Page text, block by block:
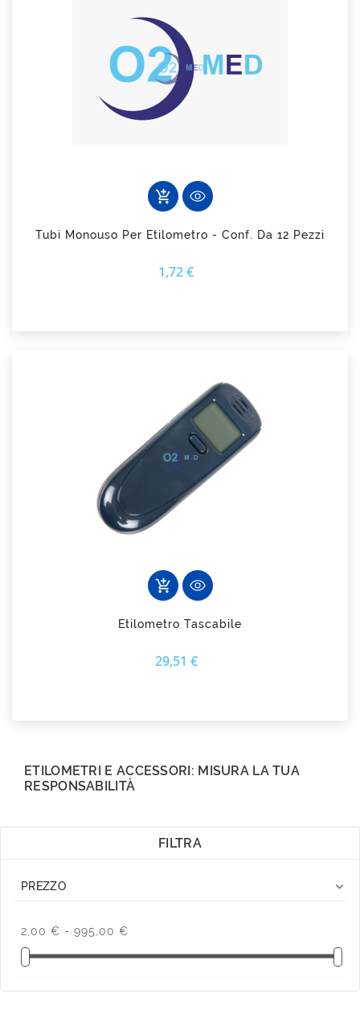
add_shopping_cart
Tubi Monouso Per Etilometro - Conf. Da 12 Pezzi
1,72 €
add_shopping_cart
Etilometro Tascabile
29,51 €
ETILOMETRI E ACCESSORI: MISURA LA TUA
RESPONSABILITÀ
FILTRA
PREZZO 
2,00 € - 995,00 €